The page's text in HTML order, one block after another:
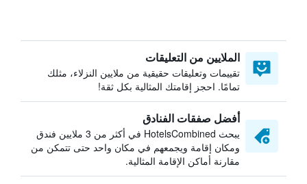
الملايين من التعليقات
تقييمات وتعليقات حقيقية من ملايين النزلاء، مثلك
تمامًا. احجز إقامتك المثالية بكل ثقة!
أفضل صفقات الفنادق
يبحث HotelsCombined في أكثر من 3 ملايين فندق
ومكان إقامة ويجمعهم في مكان واحد حتى تتمكن من
مقارنة أماكن الإقامة المثالية.